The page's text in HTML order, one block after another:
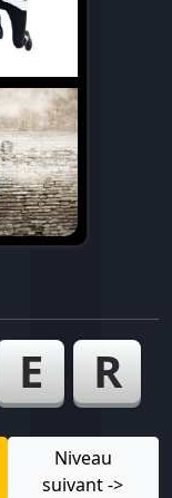
E R
Niveau
suivant ->